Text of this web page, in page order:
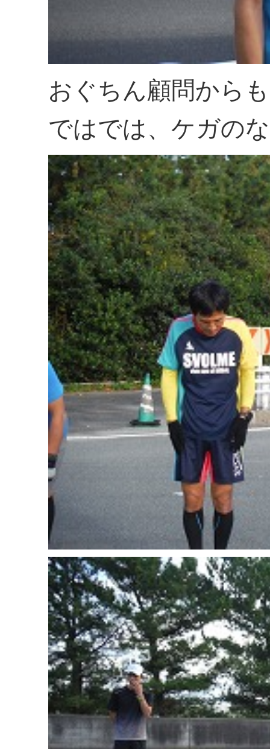
おぐちん顧問から
ではでは、ケガの